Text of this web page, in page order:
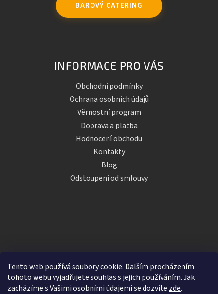
Tento web používá soubory cookie. Dalším procházením
tohoto webu vyjadřujete souhlas s jejich používáním. Jak
zacházíme s Vašimi osobními údajemi se dozvíte zde.
BAROVÝ CATERING
INFORMACE PRO VÁS
Obchodní podmínky
Ochrana osobních údajů
Věrnostní program
Doprava a platba
Hodnocení obchodu
Kontakty
Blog
Odstoupení od smlouvy
Vytvořil Shoptet